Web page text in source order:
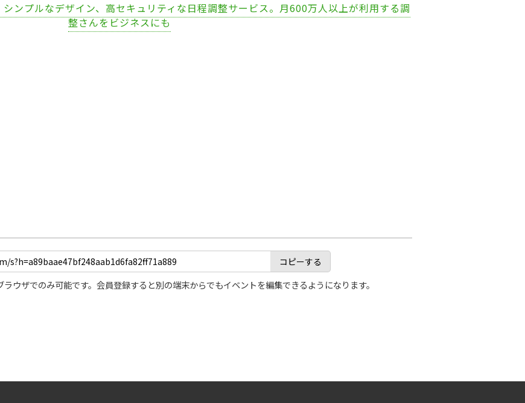
ンプルなデザイン、高セキュリティな日程調整サービス。月600万人以上が利用する調
整さんをビジネスにも
コピーする
ウザでのみ可能です。会員登録すると別の端末からでもイベントを編集できるようになります。